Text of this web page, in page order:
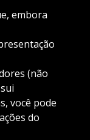
embora
(não
você pode
do